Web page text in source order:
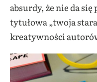
absurdy, że nie da
tytułowa „twoja
kreatywności